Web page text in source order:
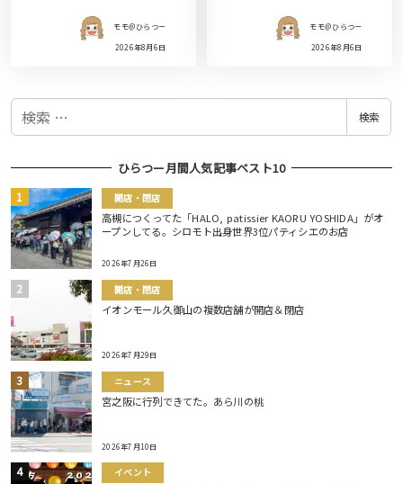
モモ＠ひらつー
2026年8月6日
モモ＠ひらつー
2026年8月6日
検
検索
ひらつー月間人気記事ベスト10
開店・閉店
高槻につくってた「HALO, patissier KAORU YOSHIDA」がオ
ープンしてる。シロモト出身世界3位パティシエのお店
2026年7月26日
開店・閉店
イオンモール久御山の複数店舗が開店＆閉店
2026年7月29日
ニュース
宮之阪に行列できてた。あら川の桃
2026年7月10日
イベント